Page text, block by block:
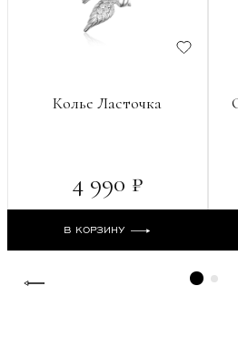
Колье Ласточка
4 990 ₽
В КОРЗИНУ